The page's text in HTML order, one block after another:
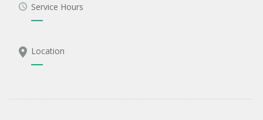
Service Hours
Location